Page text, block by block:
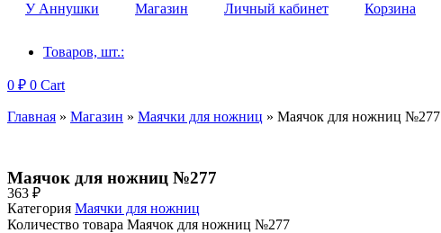
У Аннушки Магазин Личный кабинет Корзина
Товаров, шт.:
0 ₽ 0 Cart
Главная » Магазин » Маячки для ножниц » Маячок для ножниц №277
Маячок для ножниц №277
363 ₽
Категория Маячки для ножниц
Количество товара Маячок для ножниц №277